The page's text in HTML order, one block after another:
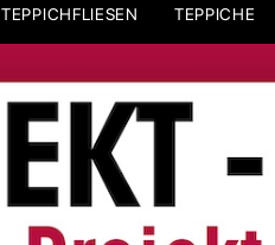
TEPPICHFLIESEN TEPPICHE